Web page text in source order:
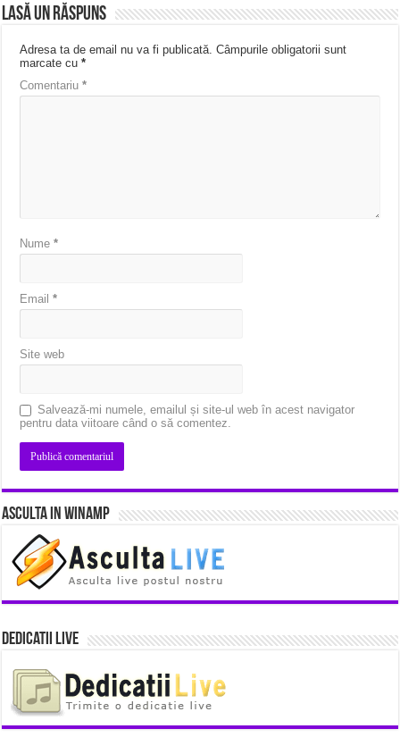
Lasă un răspuns
Adresa ta de email nu va fi publicată. Câmpurile obligatorii sunt
marcate cu*
Comentariu*
Nume*
Email*
Site web
Salvează-mi numele, emailul și site-ul web în acest navigator
pentru data viitoare când o să comentez.
Asculta in Winamp
Dedicatii Live